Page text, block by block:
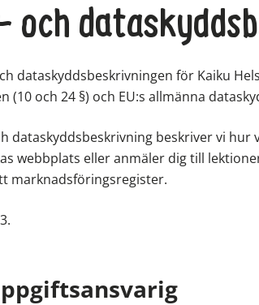
och
dataskyddsbeskrivningen för Kaiku
(10 och 24 §) och EU:s allmänna
dataskyddsbeskrivning beskriver vi
webbplats eller anmäler dig till
marknadsföringsregister.